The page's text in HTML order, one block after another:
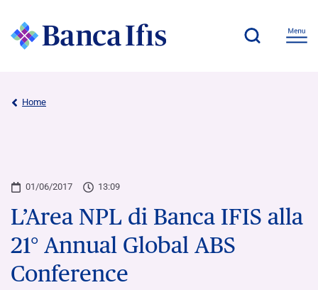
Home
01/06/2017 13:09
L’Area NPL di Banca IFIS alla
21° Annual Global ABS
Conference